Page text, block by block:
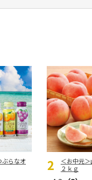
ぶらなオ
＜お中元
２ｋｇ